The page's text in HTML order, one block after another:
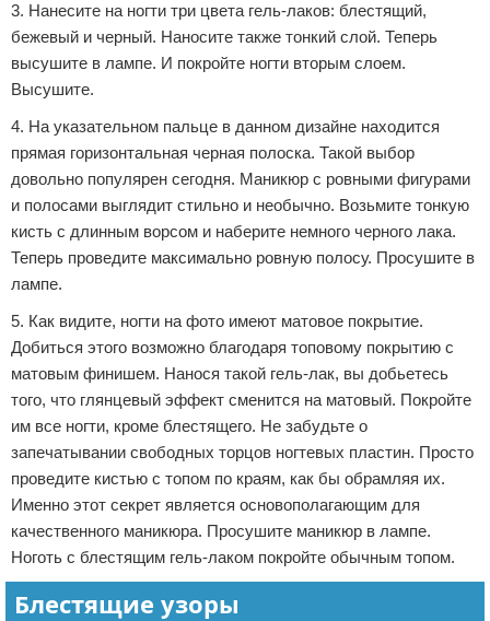
3. Нанесите на ногти три цвета гель-лаков: блестящий,
бежевый и черный. Наносите также тонкий слой. Теперь
высушите в лампе. И покройте ногти вторым слоем.
Высушите.
4. На указательном пальце в данном дизайне находится
прямая горизонтальная черная полоска. Такой выбор
довольно популярен сегодня. Маникюр с ровными фигурами
и полосами выглядит стильно и необычно. Возьмите тонкую
кисть с длинным ворсом и наберите немного черного лака.
Теперь проведите максимально ровную полосу. Просушите в
лампе.
5. Как видите, ногти на фото имеют матовое покрытие.
Добиться этого возможно благодаря топовому покрытию с
матовым финишем. Нанося такой гель-лак, вы добьетесь
того, что глянцевый эффект сменится на матовый. Покройте
им все ногти, кроме блестящего. Не забудьте о
запечатывании свободных торцов ногтевых пластин. Просто
проведите кистью с топом по краям, как бы обрамляя их.
Именно этот секрет является основополагающим для
качественного маникюра. Просушите маникюр в лампе.
Ноготь с блестящим гель-лаком покройте обычным топом.
Блестящие узоры